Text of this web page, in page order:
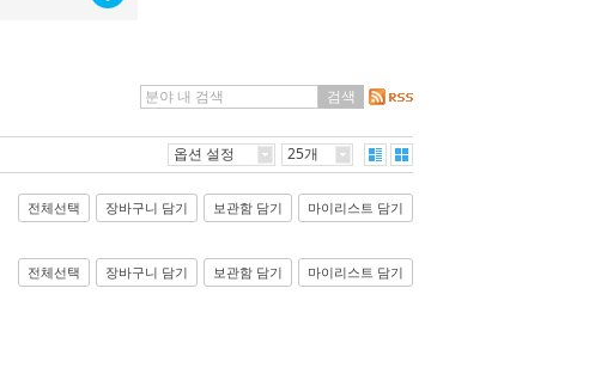
검색
옵션 설정 25개
전체선택 장바구니 담기 보관함 담기 마이리스트 담기
전체선택 장바구니 담기 보관함 담기 마이리스트 담기